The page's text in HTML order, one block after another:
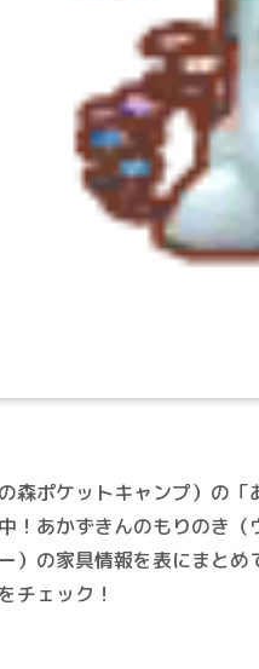
森ポケットキャンプ）の
！あかずきんのもりのき
）の家具情報を表にまと
チェック！